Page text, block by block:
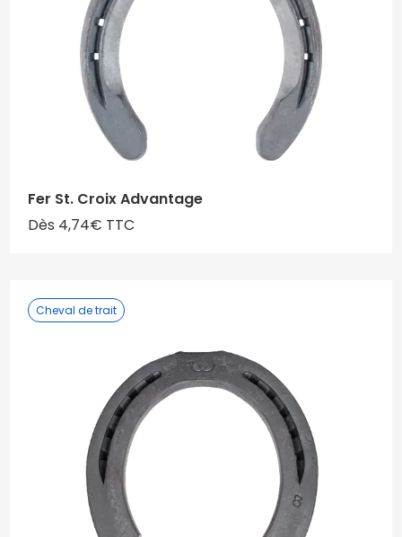
Fer St. Croix Advantage
Dès 4,74€ TTC
Cheval de trait